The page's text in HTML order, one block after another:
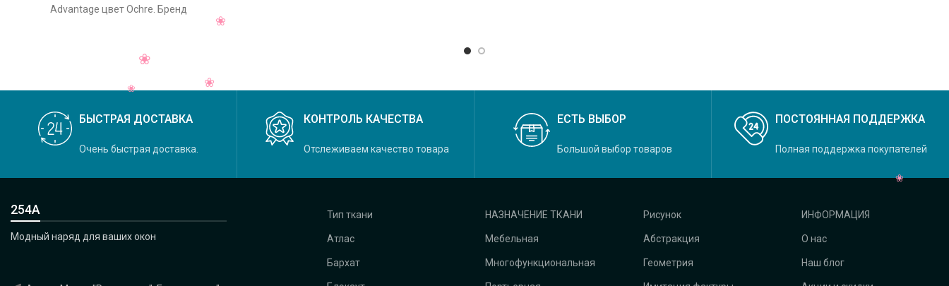
Advantage цвет Ochre. Бренд
БЫСТРАЯ ДОСТАВКА
Очень быстрая доставка.
КОНТРОЛЬ КАЧЕСТВА
Отслеживаем качество товара
ЕСТЬ ВЫБОР
Большой выбор товаров
ПОСТОЯННАЯ ПОДДЕРЖКА
Полная поддержка покупателей
254А
Модный наряд для ваших окон
Тип ткани
Атлас
Бархат
НАЗНАЧЕНИЕ ТКАНИ
Мебельная
Многофункциональная
Рисунок
Абстракция
Геометрия
ИНФОРМАЦИЯ
О нас
Наш блог